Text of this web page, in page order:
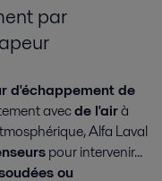
par
d'échappement de
avecde l'airà
Alfa Laval
pour intervenir...
ou